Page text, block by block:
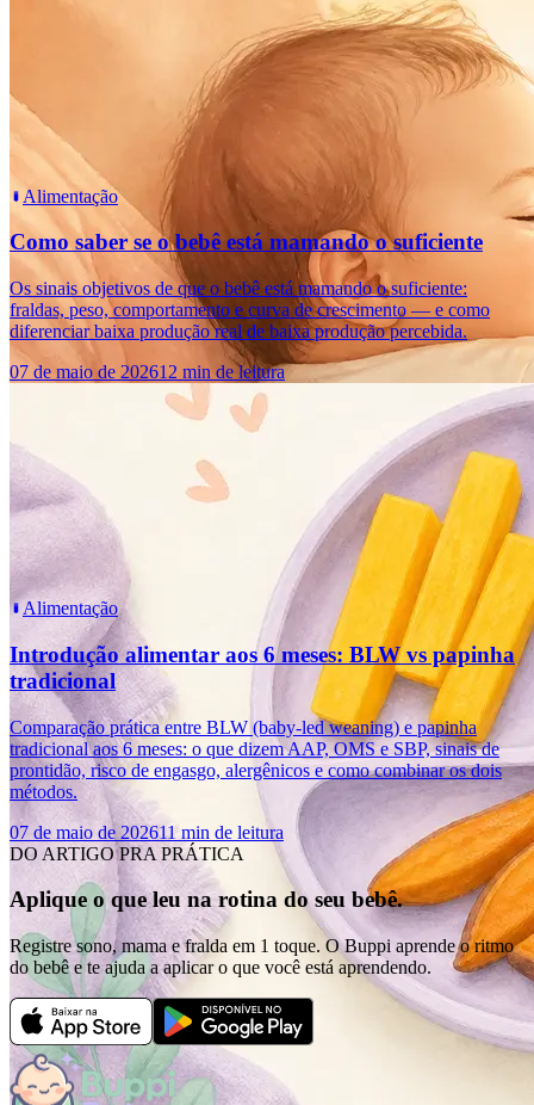
Alimentação
Como saber se o bebê está mamando o suficiente
Os sinais objetivos de que o bebê está mamando o suficiente:
fraldas, peso, comportamento e curva de crescimento — e como
diferenciar baixa produção real de baixa produção percebida.
07 de maio de 202612 min de leitura
Alimentação
Introdução alimentar aos 6 meses: BLW vs papinha
tradicional
Comparação prática entre BLW (baby-led weaning) e papinha
tradicional aos 6 meses: o que dizem AAP, OMS e SBP, sinais de
prontidão, risco de engasgo, alergênicos e como combinar os dois
métodos.
07 de maio de 202611 min de leitura
DO ARTIGO PRA PRÁTICA
Aplique o que leu na rotina do seu bebê.
Registre sono, mama e fralda em 1 toque. O Buppi aprende o ritmo
do bebê e te ajuda a aplicar o que você está aprendendo.